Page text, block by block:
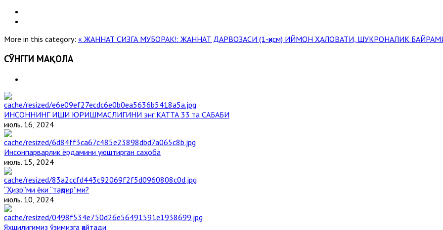
More in this category: « ЖАННАТ СИЗГА МУБОРАК!: ЖАННАТ ДАРВОЗАСИ (1-қисм) ИЙМОН ҲАЛОВАТИ, ШУКРОНАЛИК
СЎНГГИ МАҚОЛА
ИНСОННИНГ ИШИ ЮРИШМАСЛИГИНИ энг КАТТА 33 та САБАБИ
июль. 16, 2024
Инсонпарварлик ёрдамини уюштирган саҳоба
июль. 15, 2024
“Ҳизр”ми ёки “тақдир”ми?
июль. 10, 2024
Яхшилигимиз ўзимизга қайтади